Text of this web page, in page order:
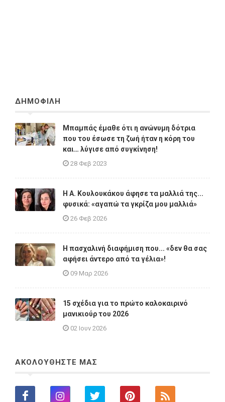
ΔΗΜΟΦΙΛΗ
Μπαμπάς έμαθε ότι η ανώνυμη δότρια
που του έσωσε τη ζωή ήταν η κόρη του
και… λύγισε από συγκίνηση!
28 Φεβ 2023
Η A. Κουλουκάκου άφησε τα μαλλιά της...
φυσικά: «αγαπώ τα γκρίζα μου μαλλιά»
26 Φεβ 2026
Η πασχαλινή διαφήμιση που... «δεν θα σας
αφήσει άντερο από τα γέλια»!
09 Μαρ 2026
15 σχέδια για το πρώτο καλοκαιρινό
μανικιούρ του 2026
02 Ιουν 2026
ΑΚΟΛΟΥΘΗΣΤΕ ΜΑΣ